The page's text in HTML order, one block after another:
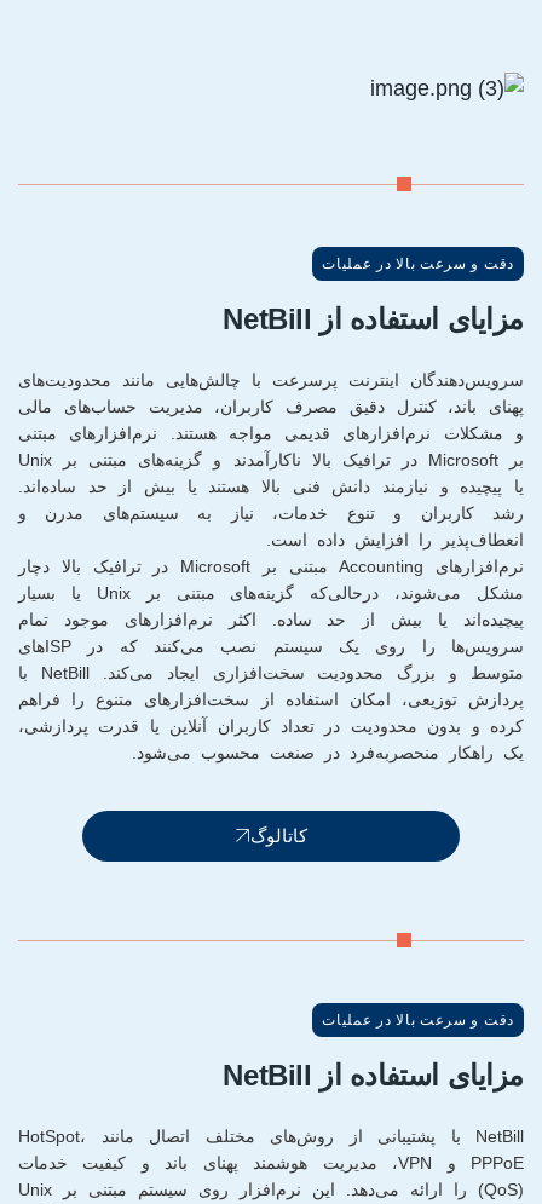
دقت و سرعت بالا در عملیات
مزایای استفاده از NetBill
سرویس‌دهندگان اینترنت پرسرعت با چالش‌هایی مانند محدودیت‌های
پهنای باند، کنترل دقیق مصرف کاربران، مدیریت حساب‌های مالی
و مشکلات نرم‌افزارهای قدیمی مواجه هستند. نرم‌افزارهای مبتنی
بر Microsoft در ترافیک بالا ناکارآمدند و گزینه‌های مبتنی بر Unix
یا پیچیده و نیازمند دانش فنی بالا هستند یا بیش از حد ساده‌اند.
رشد کاربران و تنوع خدمات، نیاز به سیستم‌های مدرن و
انعطاف‌پذیر را افزایش داده است.
نرم‌افزارهای Accounting مبتنی بر Microsoft در ترافیک بالا دچار
مشکل می‌شوند، درحالی‌که گزینه‌های مبتنی بر Unix یا بسیار
پیچیده‌اند یا بیش از حد ساده. اکثر نرم‌افزارهای موجود تمام
سرویس‌ها را روی یک سیستم نصب می‌کنند که در ISPهای
متوسط و بزرگ محدودیت سخت‌افزاری ایجاد می‌کند. NetBill با
پردازش توزیعی، امکان استفاده از سخت‌افزارهای متنوع را فراهم
کرده و بدون محدودیت در تعداد کاربران آنلاین یا قدرت پردازشی،
یک راهکار منحصر‌به‌فرد در صنعت محسوب می‌شود.
کاتالوگ
دقت و سرعت بالا در عملیات
مزایای استفاده از NetBill
NetBill با پشتیبانی از روش‌های مختلف اتصال مانند HotSpot،
PPPoE و VPN، مدیریت هوشمند پهنای باند و کیفیت خدمات
(QoS) را ارائه می‌دهد. این نرم‌افزار روی سیستم مبتنی بر Unix